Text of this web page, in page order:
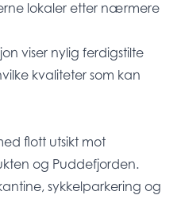
lokaler etter nærmere
viser nylig ferdigstilte
kvaliteter som kan
flott utsikt mot
og Puddefjorden.
sykkelparkering og